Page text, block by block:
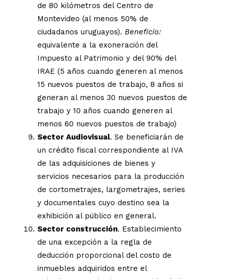
de 80 kilómetros del Centro de
Montevideo (al menos 50% de
ciudadanos uruguayos). Beneficio:
equivalente a la exoneración del
Impuesto al Patrimonio y del 90% del
IRAE (5 años cuando generen al menos
15 nuevos puestos de trabajo, 8 años si
generan al menos 30 nuevos puestos de
trabajo y 10 años cuando generen al
menos 60 nuevos puestos de trabajo)
Sector Audiovisual. Se beneficiarán de
un crédito fiscal correspondiente al IVA
de las adquisiciones de bienes y
servicios necesarios para la producción
de cortometrajes, largometrajes, series
y documentales cuyo destino sea la
exhibición al público en general.
Sector construcción. Establecimiento
de una excepción a la regla de
deducción proporcional del costo de
inmuebles adquiridos entre el